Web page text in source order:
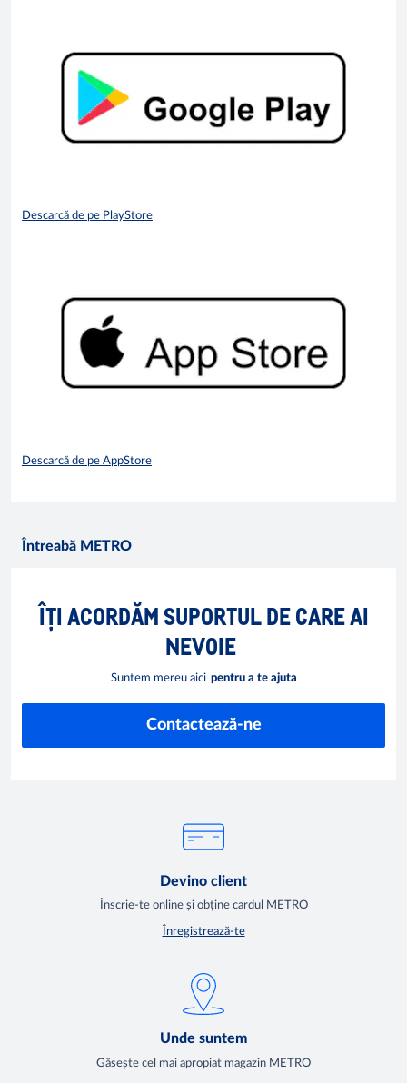
Descarcă de pe PlayStore
Descarcă de pe AppStore
Întreabă METRO
ÎȚI ACORDĂM SUPORTUL DE CARE AI
NEVOIE
Suntem mereu aici pentru a te ajuta
Contactează-ne
Devino client
Înscrie-te online și obține cardul METRO
Înregistrează-te
Unde suntem
Găsește cel mai apropiat magazin METRO